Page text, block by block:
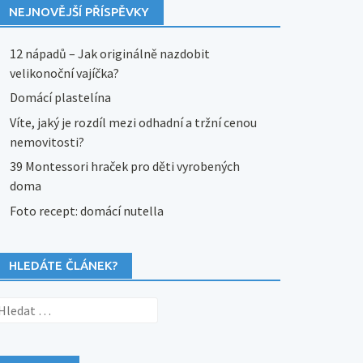
NEJNOVĚJŠÍ PŘÍSPĚVKY
12 nápadů – Jak originálně nazdobit
velikonoční vajíčka?
Domácí plastelína
Víte, jaký je rozdíl mezi odhadní a tržní cenou
nemovitosti?
39 Montessori hraček pro děti vyrobených
doma
Foto recept: domácí nutella
HLEDÁTE ČLÁNEK?